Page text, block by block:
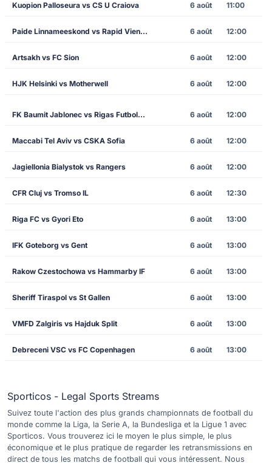
Kuopion Palloseura vs CS U Craiova 6 août 11:00
Paide Linnameeskond vs Rapid Vienna 6 août 12:00
Artsakh vs FC Sion 6 août 12:00
HJK Helsinki vs Motherwell 6 août 12:00
FK Baumit Jablonec vs Rigas Futbola Skola 6 août 12:00
Maccabi Tel Aviv vs CSKA Sofia 6 août 12:00
Jagiellonia Bialystok vs Rangers 6 août 12:00
CFR Cluj vs Tromso IL 6 août 12:30
Riga FC vs Gyori Eto 6 août 13:00
IFK Goteborg vs Gent 6 août 13:00
Rakow Czestochowa vs Hammarby IF 6 août 13:00
Sheriff Tiraspol vs St Gallen 6 août 13:00
VMFD Zalgiris vs Hajduk Split 6 août 13:00
Debreceni VSC vs FC Copenhagen 6 août 13:00
Sporticos - Legal Sports Streams
Suivez toute l'action des plus grands championnats de football du
monde comme la Liga, la Serie A, la Bundesliga et la Ligue 1 avec
Sporticos. Vous trouverez ici le moyen le plus simple, le plus
économique et le plus pratique de regarder les retransmissions en
direct de tous les matchs de football qui vous intéressent. Nous